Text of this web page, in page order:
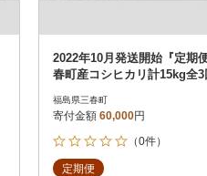
2022年10月発送開始『定期
春町産コシヒカリ計15kg全3
福島県三春町
寄付金額 60,000円
（0件）
定期便